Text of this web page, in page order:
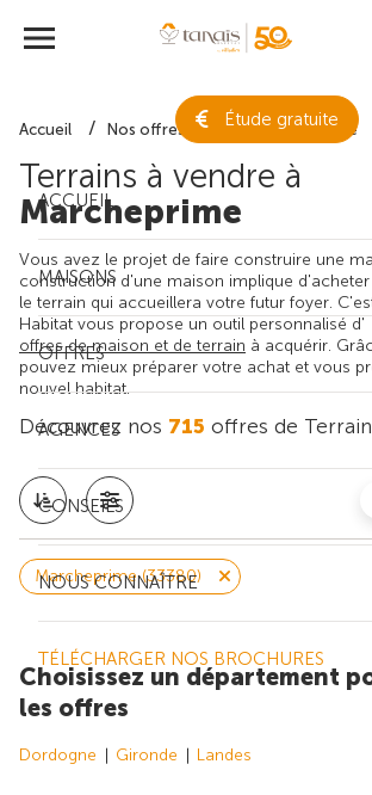
Étude gratuite
ACCUEIL
MAISONS
OFFRES
AGENCES
CONSEILS
NOUS CONNAÎTRE
TÉLÉCHARGER NOS BROCHURES
Accueil Nos offres de terrain Gironde
Terrains à vendre à
Marcheprime
Vous avez le projet de faire construire une
construction d'une maison implique
le terrain qui accueillera votre futur foyer.
Habitat vous propose un outil personnalisé d'
offres de maison et de terrain à acquérir.
pouvez mieux préparer votre achat et vous
nouvel habitat.
Découvrez nos 715 offres de Terrain
Marcheprime (33380)
Choisissez un département
les offres
Dordogne Gironde Landes